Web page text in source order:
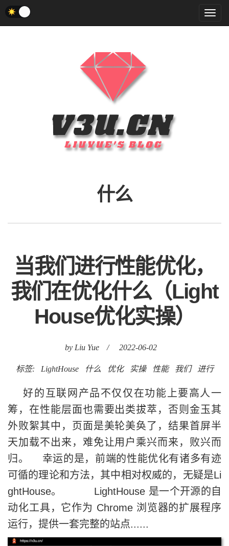
菜
单
什么
当我们进行性能优化，
我们在优化什么（Light
House优化实操）
by Liu Yue / 2022-06-02
标签: LightHouse 什么 优化 实操 性能 我们 进行
好的互联网产品不仅仅在功能上要高人一
筹，在性能层面也需要出类拔萃，否则金玉其
外败絮其中，页面是美轮美奂了，结果首屏半
天加载不出来，难免让用户乘兴而来，败兴而
归。 幸运的是，前端的性能优化有诸多有迹
可循的理论和方法，其中相对权威的，无疑是Li
ghtHouse。 LightHouse 是一个开源的自
动化工具，它作为 Chrome 浏览器的扩展程序
运行，提供一套完整的站点......